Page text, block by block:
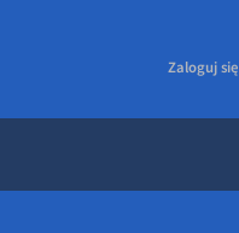
Zaloguj się